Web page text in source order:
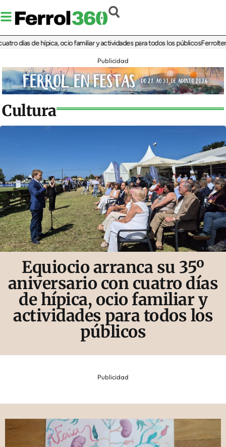
de hípica, ocio familiar y actividades para todos los públicosFerrolterra
Publicidad
Cultura
Equiocio arranca su 35º
aniversario con cuatro días
de hípica, ocio familiar y
actividades para todos los
públicos
Publicidad